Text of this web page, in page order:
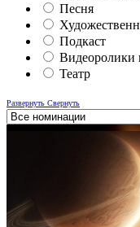
Песня
Подкаст
Видеоролики
Театр
Развернуть Свернуть